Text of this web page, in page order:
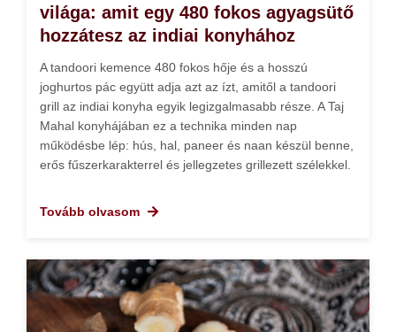
világa: amit egy 480 fokos agyagsütő
hozzátesz az indiai konyhához
A tandoori kemence 480 fokos hője és a hosszú
joghurtos pác együtt adja azt az ízt, amitől a tandoori
grill az indiai konyha egyik legizgalmasabb része. A Taj
Mahal konyhájában ez a technika minden nap
működésbe lép: hús, hal, paneer és naan készül benne,
erős fűszerkarakterrel és jellegzetes grillezett szélekkel.
Tovább olvasom